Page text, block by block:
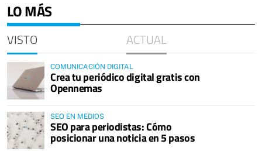
LO MÁS
VISTO ACTUAL
COMUNICACIÓN DIGITAL
Crea tu periódico digital gratis con
Opennemas
SEO EN MEDIOS
SEO para periodistas: Cómo
posicionar una noticia en 5 pasos